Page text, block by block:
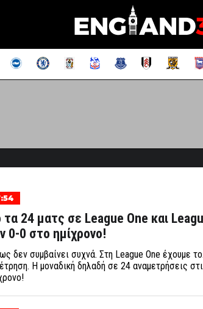
24 ματς σε League One και
0-0 στο ημίχρονο!
δεν συμβαίνει συχνά. Στη League One έχουμε
Η μοναδική δηλαδή σε 24 αναμετρήσεις